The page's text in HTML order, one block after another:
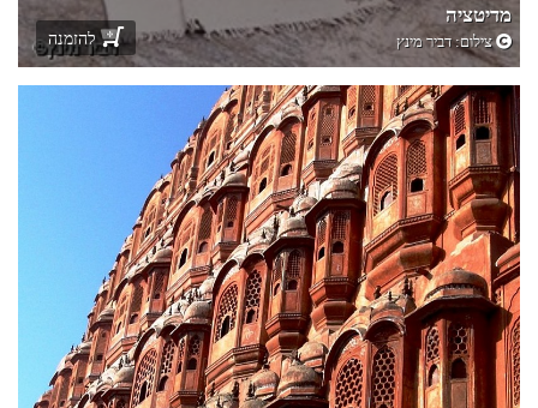
מדיטציה
צילום:דביר מינץ להזמנה